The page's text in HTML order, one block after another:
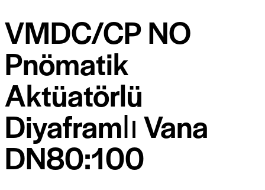
VMDC/CP NO
Pnömatik
Aktüatörlü
Diyaframlı Vana
DN80:100